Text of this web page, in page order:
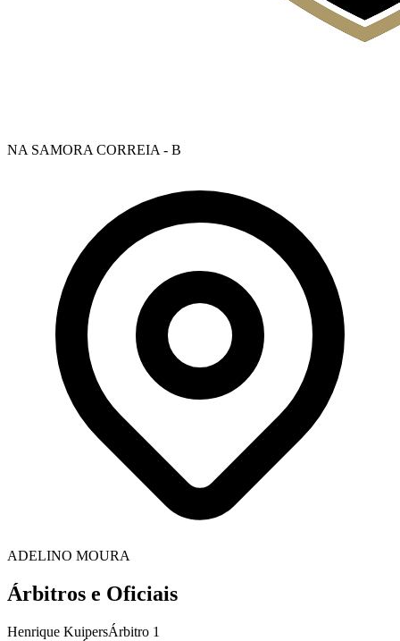
NA SAMORA CORREIA - B
ADELINO MOURA
Árbitros e Oficiais
Henrique KuipersÁrbitro 1